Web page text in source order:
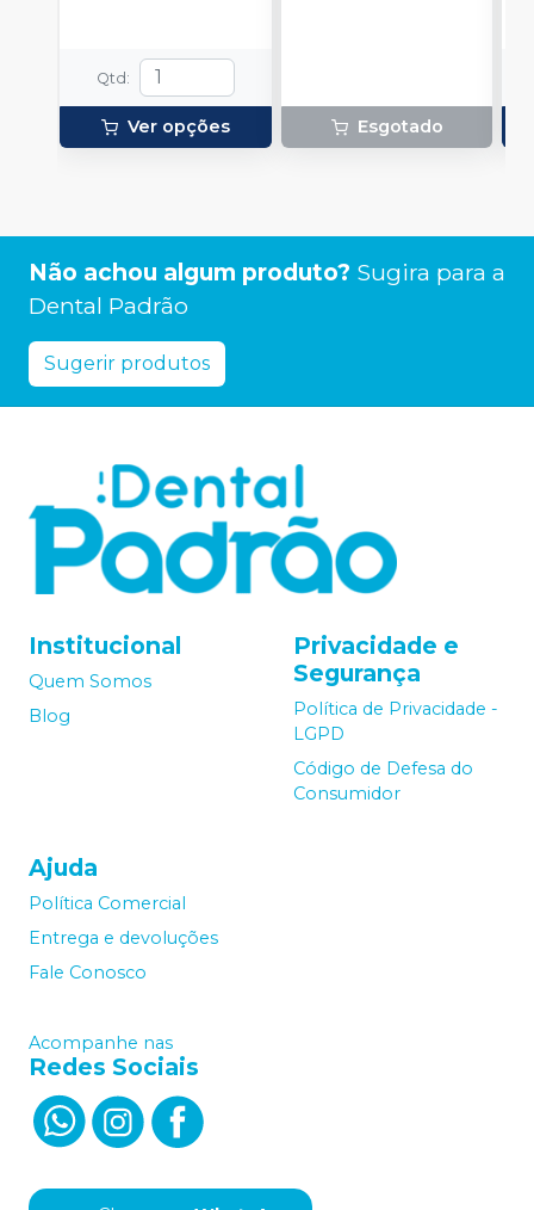
Qtd:
Ver opções Esgotado
Não achou algum produto? Sugira para a
Dental Padrão
Sugerir produtos
Institucional
Quem Somos
Blog
Privacidade e
Segurança
Política de Privacidade -
LGPD
Código de Defesa do
Consumidor
Ajuda
Política Comercial
Entrega e devoluções
Fale Conosco
Acompanhe nas
Redes Sociais